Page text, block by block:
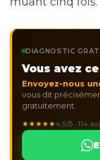
DIAGNOSTIC
Vous avez
Envoyez-nous
vous dit
gratuitement.
★★★★★4,9/5 · 114